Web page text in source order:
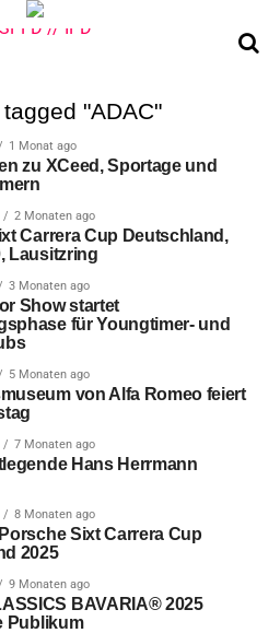
"ADAC"
1 Monat ago
zu XCeed, Sportage und
2 Monaten ago
Carrera Cup Deutschland,
Lausitzring
3 Monaten ago
Show startet
für Youngtimer- und
5 Monaten ago
von Alfa Romeo feiert
7 Monaten ago
Hans Herrmann
8 Monaten ago
Sixt Carrera Cup
2025
9 Monaten ago
BAVARIA® 2025
Publikum